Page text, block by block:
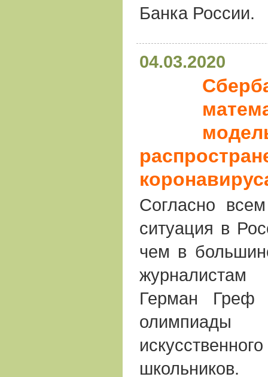
Банка России.
04.03.2020
Согласно
ситуация в
чем в
Герман Греф
школьников.